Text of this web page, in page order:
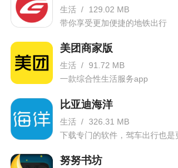
生活 /
129.02 MB
带你享受更加便捷的地铁出行
美团商家版
生活 / 91.72 MB
一款综合性生活服务app
比亚迪海洋
生活 / 326.31 MB
下载专门的软件，驾车出行也是
努努书坊